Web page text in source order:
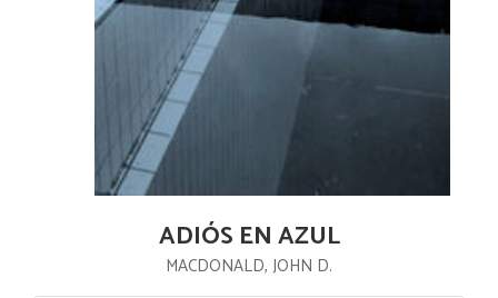
ADIÓS EN AZUL
MACDONALD, JOHN D.